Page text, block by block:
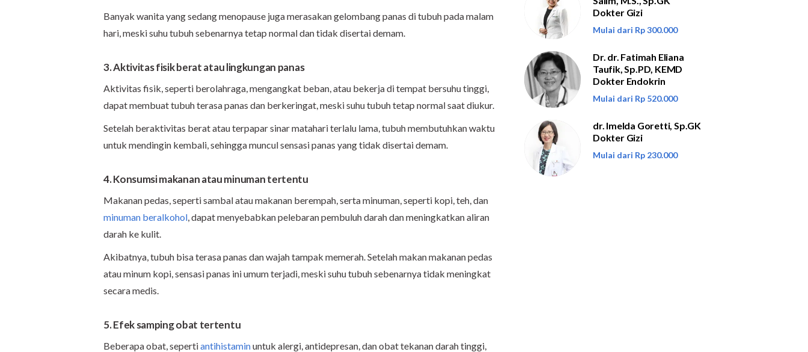
Banyak wanita yang sedang menopause juga merasakan gelombang panas di tubuh pada malam
hari, meski suhu tubuh sebenarnya tetap normal dan tidak disertai demam.
3. Aktivitas fisik berat atau lingkungan panas
Aktivitas fisik, seperti berolahraga, mengangkat beban, atau bekerja di tempat bersuhu tinggi,
dapat membuat tubuh terasa panas dan berkeringat, meski suhu tubuh tetap normal saat diukur.
Setelah beraktivitas berat atau terpapar sinar matahari terlalu lama, tubuh membutuhkan waktu
untuk mendingin kembali, sehingga muncul sensasi panas yang tidak disertai demam.
4. Konsumsi makanan atau minuman tertentu
Makanan pedas, seperti sambal atau makanan berempah, serta minuman, seperti kopi, teh, dan
minuman beralkohol, dapat menyebabkan pelebaran pembuluh darah dan meningkatkan aliran
darah ke kulit.
Akibatnya, tubuh bisa terasa panas dan wajah tampak memerah. Setelah makan makanan pedas
atau minum kopi, sensasi panas ini umum terjadi, meski suhu tubuh sebenarnya tidak meningkat
secara medis.
5. Efek samping obat tertentu
Beberapa obat, sepertiantihistaminuntuk alergi, antidepresan, dan obat tekanan darah tinggi,